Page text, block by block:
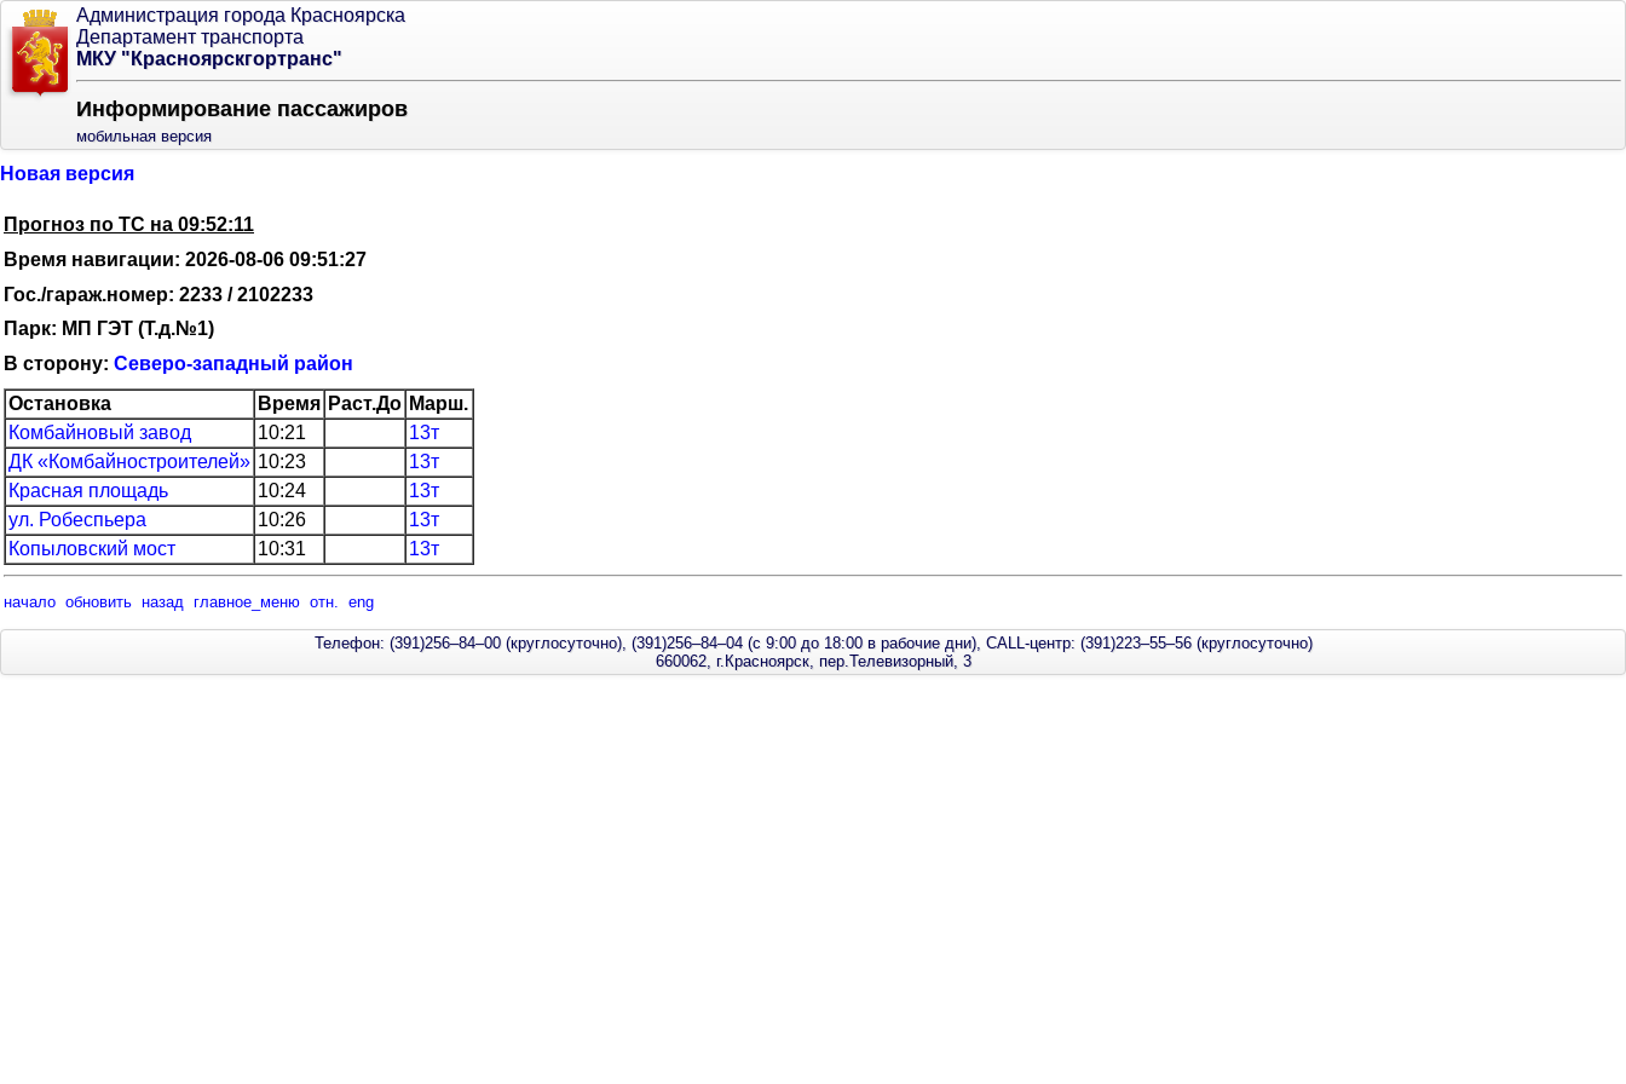
Администрация города Красноярска
Департамент транспорта
МКУ "Красноярскгортранс"
Информирование пассажиров
мобильная версия
Новая версия
Прогноз по ТС на 09:52:11
Время навигации: 2026-08-06 09:51:27
Гос./гараж.номер: 2233 / 2102233
Парк: МП ГЭТ (Т.д.№1)
В сторону: Северо-западный район
Остановка
Время Раст.До Марш.
Комбайновый завод
10:21
13т
ДК «Комбайностроителей» 10:23
13т
Красная площадь
10:24
13т
ул. Робеспьера
10:26
13т
Копыловский мост
10:31 13т
начало обновить назад главное_меню отн. eng
Телефон: (391)256–84–00 (круглосуточно), (391)256–84–04 (с 9:00 до 18:00 в рабочие дни), CALL-центр: (391)223–55–56 (круглосуточно)
660062, г.Красноярск, пер.Телевизорный, 3